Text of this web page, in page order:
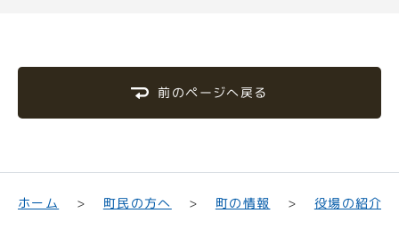
前のページへ戻る
ホーム 町民の方へ 町の情報 役場の紹介